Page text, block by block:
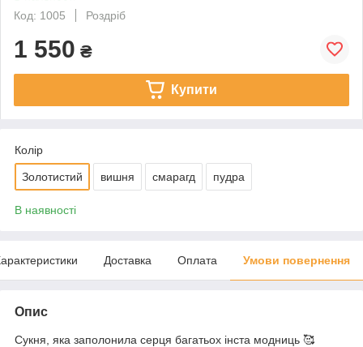
Код: 1005
Роздріб
1 550 ₴
Купити
Колір
Золотистий вишня смарагд пудра
В наявності
Доставка Оплата Умови повернення
Опис
Сукня, яка заполонила серця багатьох інста модниць 🥰